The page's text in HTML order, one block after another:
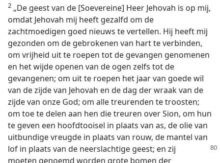
2 „De geest van de [Soevereine] Heer Jehovah is op mij,
omdat Jehovah mij heeft gezalfd om de
zachtmoedigen goed nieuws te vertellen. Hij heeft mij
gezonden om de gebrokenen van hart te verbinden,
om vrijheid uit te roepen tot de gevangen genomenen
en het wijde openen van de ogen zelfs tot de
gevangenen; om uit te roepen het jaar van goede wil
van de zijde van Jehovah en de dag der wraak van de
zijde van onze God; om alle treurenden te troosten;
om toe te delen aan hen die treuren over Sion, om hun
te geven een hoofdtooisel in plaats van as, de olie van
uitbundige vreugde in plaats van rouw, de mantel van
lof in plaats van de neerslachtige geest; en zij
moeten genoemd worden grote bomen der